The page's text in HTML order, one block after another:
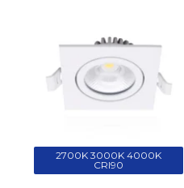
2700K 3000K 4000K
CRI90